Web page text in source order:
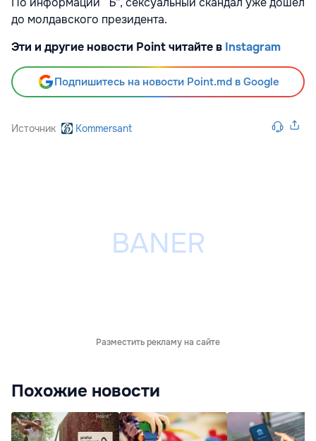
до молдавского президента.
Эти и другие новости Point читайте в Instagram
Подпишитесь на новости Point.md в Google
Источник Kommersant
Разместить рекламу на сайте
Похожие новости